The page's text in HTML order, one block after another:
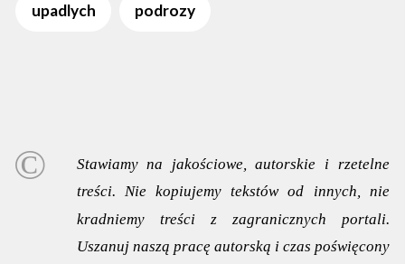
upadlych podrozy
Stawiamy na jakościowe, autorskie i rzetelne
treści. Nie kopiujemy tekstów od innych, nie
kradniemy treści z zagranicznych portali.
Uszanuj naszą pracę autorską i czas poświęcony